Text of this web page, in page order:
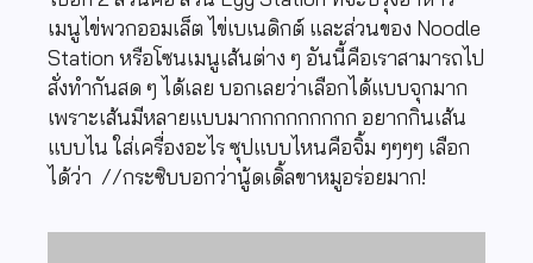
เมนูไข่พวกออมเล็ต ไข่เบเนดิกต์ และส่วนของ Noodle
Station หรือโซนเมนูเส้นต่าง ๆ อันนี้คือเราสามารถไป
สั่งทำกันสด ๆ ได้เลย บอกเลยว่าเลือกได้แบบจุกมาก
เพราะเส้นมีหลายแบบมากกกกกกกกก อยากกินเส้น
แบบไน ใส่เครื่องอะไร ซุปแบบไหนคือจิ้ม ๆๆๆๆ เลือก
ได้ว่า //กระซิบบอกว่านู้ดเดิ้ลขาหมูอร่อยมาก!